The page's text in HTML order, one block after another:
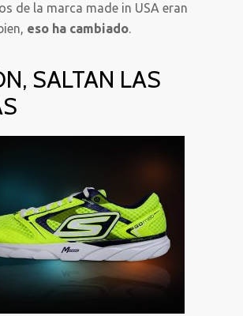
de la marca made in USA eran
eso ha cambiado.
SALTAN LAS